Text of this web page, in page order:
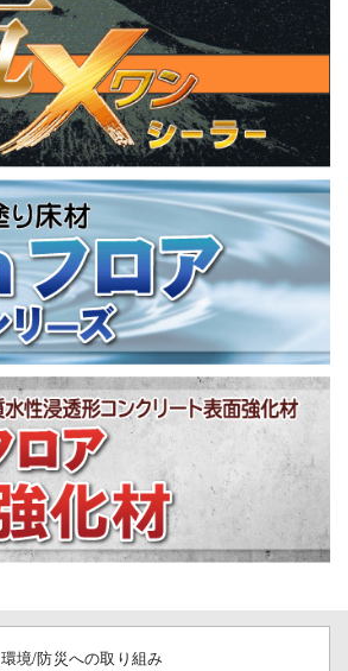
環境/防災への取り組み